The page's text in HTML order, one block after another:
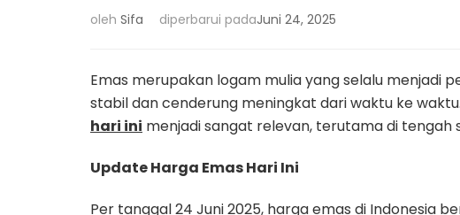
oleh Sifa diperbarui padaJuni 24, 2025
Emas merupakan logam mulia yang selalu menjadi
stabil dan cenderung meningkat dari waktu ke
hari ini menjadi sangat relevan, terutama di tengah
Update Harga Emas Hari Ini
Per tanggal 24 Juni 2025, harga emas di Indonesia